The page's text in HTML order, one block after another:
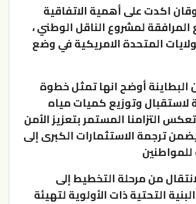
اكدت على أهمية الاتفاقية
لمشروع الناقل الوطني ،
المتحدة الامريكية في وضع
أوضح انها تمثل خطوة
لاستقبال وتوزيع كميات مياه
التزامنا المستمر بتعزيز الأمن
ترجمة الاستثمارات الكبرى إلى
من مرحلة التخطيط إلى
التحتية ذات الأولوية لتهيئة